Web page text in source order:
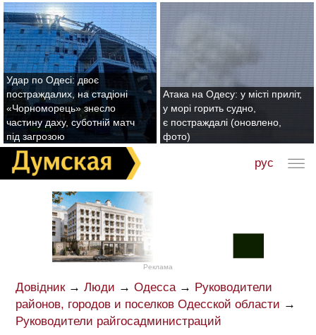
Удар по Одесі: двоє
постраждалих, на стадіоні
«Чорноморець» знесло
частину даху, суботній матч
під загрозою
Атака на Одесу: у місті приліт,
у морі горить судно,
є постраждалі (оновлено,
фото)
рус
Реклама
Довідник→ Люди → Одесса → Руководители
районов, городов и поселков Одесской области →
Руководители райгосадминистраций